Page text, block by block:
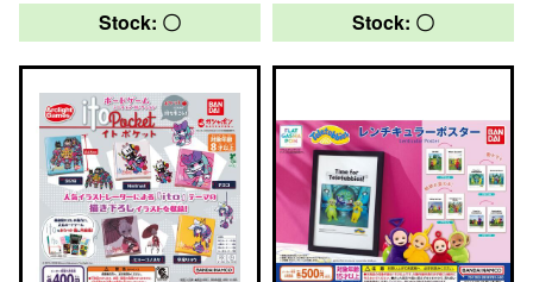
Stock: 〇 Stock: 〇